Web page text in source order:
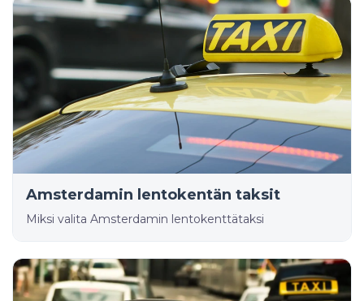
Amsterdamin lentokentän taksit
Miksi valita Amsterdamin lentokenttätaksi